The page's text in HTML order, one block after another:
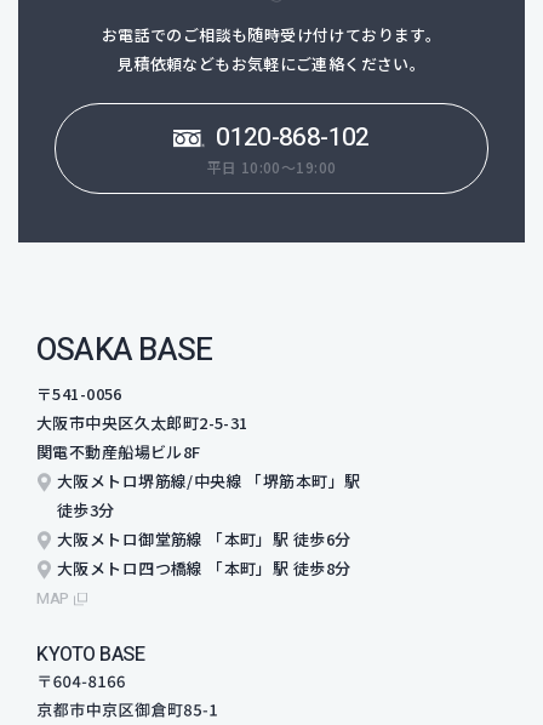
お電話でのご相談も随時受け付けております。
見積依頼などもお気軽にご連絡ください。
0120-868-102
平日 10:00～19:00
OSAKA BASE
〒541-0056
大阪市中央区久太郎町2-5-31
関電不動産船場ビル8F
大阪メトロ堺筋線/中央線 「堺筋本町」駅
徒歩3分
大阪メトロ御堂筋線 「本町」駅 徒歩6分
大阪メトロ四つ橋線 「本町」駅 徒歩8分
MAP
KYOTO BASE